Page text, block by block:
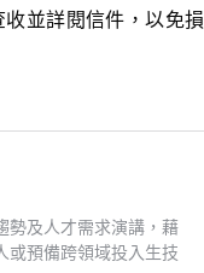
並詳閱信件，以免損